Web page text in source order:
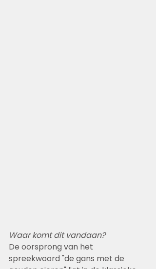
Waar komt dit vandaan?
De oorsprong van het
spreekwoord "de gans met de